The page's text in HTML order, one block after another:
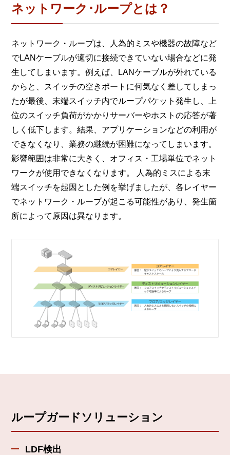
ネットワーク･ループとは？
ネットワーク・ループは、人為的ミスや機器の故障など
でLANケーブルが適切に接続できていない場合などに発
生してしまいます。例えば、LANケーブルが外れている
からと、スイッチの空きポートに何気なく差してしまっ
たが最後、末端スイッチ内でループパケット発生し、上
位のスイッチ負荷がかかりサーバーやホストの応答が著
しく低下します。結果、アプリケーションなどの利用が
できなくなり、業務の継続が困難になってしまいます。
影響範囲は非常に大きく、オフィス・工場単位でネット
ワークが使用できなくなります。
人為的ミスによる末
端スイッチを起因とした例を挙げましたが、各レイヤー
でネットワーク・ループが起こる可能性があり、発生箇
所によって原因は異なります。
ループガードソリューション
LDF検出